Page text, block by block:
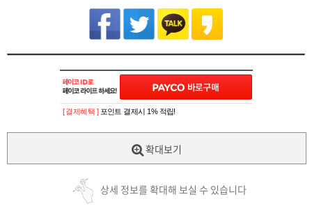
[ 결제혜택 ] 포인트 결제시 1% 적립!
확대보기
상세 정보를 확대해 보실 수 있습니다